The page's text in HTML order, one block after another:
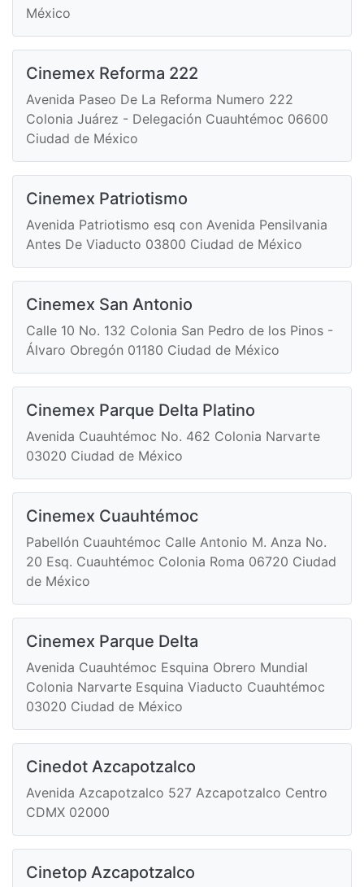
México
Cinemex Reforma 222
Avenida Paseo De La Reforma Numero 222
Colonia Juárez - Delegación Cuauhtémoc 06600
Ciudad de México
Cinemex Patriotismo
Avenida Patriotismo esq con Avenida Pensilvania
Antes De Viaducto 03800 Ciudad de México
Cinemex San Antonio
Calle 10 No. 132 Colonia San Pedro de los Pinos -
Álvaro Obregón 01180 Ciudad de México
Cinemex Parque Delta Platino
Avenida Cuauhtémoc No. 462 Colonia Narvarte
03020 Ciudad de México
Cinemex Cuauhtémoc
Pabellón Cuauhtémoc Calle Antonio M. Anza No.
20 Esq. Cuauhtémoc Colonia Roma 06720 Ciudad
de México
Cinemex Parque Delta
Avenida Cuauhtémoc Esquina Obrero Mundial
Colonia Narvarte Esquina Viaducto Cuauhtémoc
03020 Ciudad de México
Cinedot Azcapotzalco
Avenida Azcapotzalco 527 Azcapotzalco Centro
CDMX 02000
Cinetop Azcapotzalco